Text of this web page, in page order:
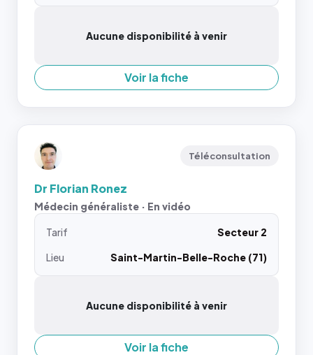
Aucune disponibilité à venir
Voir la fiche
Téléconsultation
Dr Florian Ronez
Médecin généraliste · En vidéo
Tarif
Secteur 2
Lieu
Saint-Martin-Belle-Roche (71)
Aucune disponibilité à venir
Voir la fiche